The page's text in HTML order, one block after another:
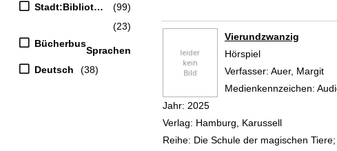
Stadt:Bibliothek
(99)
Bücherbus
(23)
Sprachen
Deutsch
(38)
Vierundzwanzig
Hörspiel
Verfasser: Auer, Margit
Medienkennzeichen:
Jahr: 2025
Verlag: Hamburg, Karussell
Reihe: Die Schule der magischen